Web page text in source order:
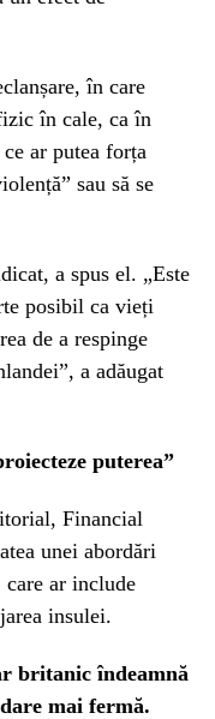
în care
în cale, ca în
ar putea forța
sau să se
a spus el. „Este
posibil ca vieți
de a respinge
a adăugat
puterea”
Financial
unei abordări
ar include
insulei.
britanic îndeamnă
mai fermă.